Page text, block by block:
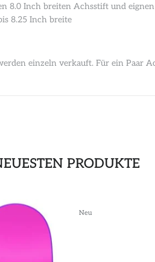
8.0 Inch breiten Achsstift und
8.25 Inch breite
einzeln verkauft. Für ein Paar
PRODUKTE
Neu